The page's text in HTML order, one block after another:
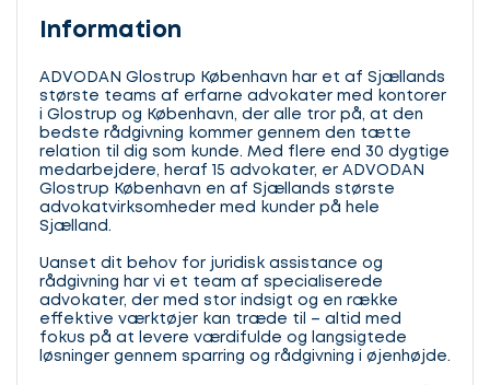
Information
ADVODAN Glostrup København har et af Sjællands
største teams af erfarne advokater med kontorer
i Glostrup og København, der alle tror på, at den
bedste rådgivning kommer gennem den tætte
relation til dig som kunde. Med flere end 30 dygtige
medarbejdere, heraf 15 advokater, er ADVODAN
Glostrup København en af Sjællands største
advokatvirksomheder med kunder på hele
Sjælland.
Uanset dit behov for juridisk assistance og
rådgivning har vi et team af specialiserede
advokater, der med stor indsigt og en række
effektive værktøjer kan træde til – altid med
fokus på at levere værdifulde og langsigtede
løsninger gennem sparring og rådgivning i øjenhøjde.